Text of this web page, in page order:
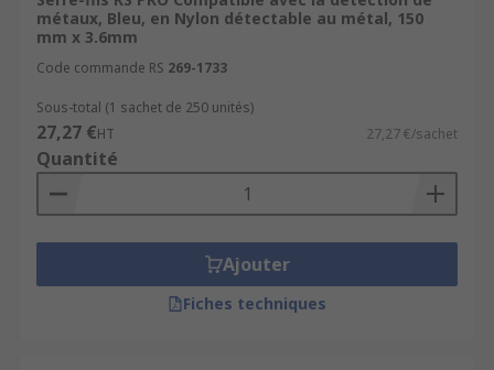
métaux, Bleu, en Nylon détectable au métal, 150
mm x 3.6mm
Code commande RS 269-1733
Sous-total (1 sachet de 250 unités)
27,27 €HT 27,27 €/sachet
Quantité
Ajouter
Fiches techniques